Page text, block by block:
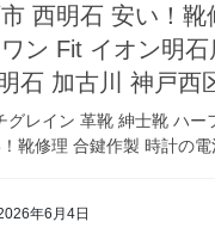
西明石 安い！
ワン Fit イオン明
石 加古川 神戸
グレイン 革靴 紳士靴 ハ
靴修理 合鍵作製 時計の
年6月4日